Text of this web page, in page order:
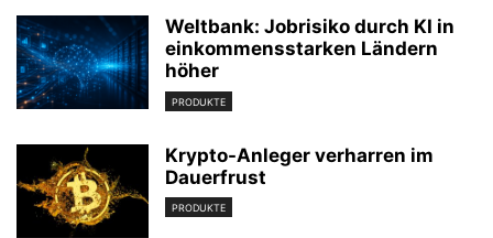
Weltbank: Jobrisiko durch KI in
einkommensstarken Ländern
höher
PRODUKTE
Krypto-Anleger verharren im
Dauerfrust
PRODUKTE